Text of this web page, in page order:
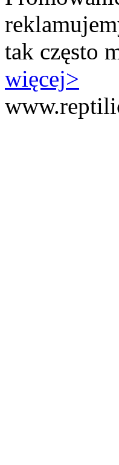
tak często
więcej>